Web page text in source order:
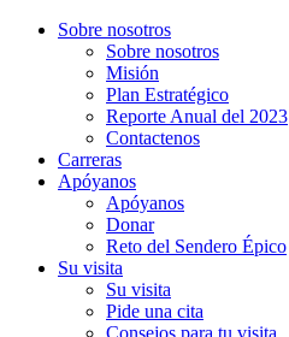
Sobre nosotros
Sobre nosotros
Misión
Plan Estratégico
Reporte Anual del 2023
Contactenos
Carreras
Apóyanos
Apóyanos
Donar
Reto del Sendero Épico
Su visita
Su visita
Pide una cita
Consejos para tu visita